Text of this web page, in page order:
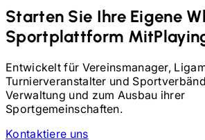
Starten Sie Ihre Eigene
Sportplattform Mit
Entwickelt für Vereinsmanager,
Turnierveranstalter und
Verwaltung und zum Ausbau ihrer
Sportgemeinschaften.
Kontaktiere uns